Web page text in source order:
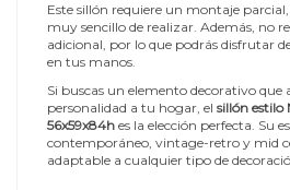
Este sillón requiere un montaje
muy sencillo de realizar. Además, no
adicional, por lo que podrás disfrutar
en tus manos.
Si buscas un elemento decorativo que
personalidad a tu hogar, el sillón estilo
56x59x84h es la elección perfecta. Su
contemporáneo, vintage-retro y mid
adaptable a cualquier tipo de